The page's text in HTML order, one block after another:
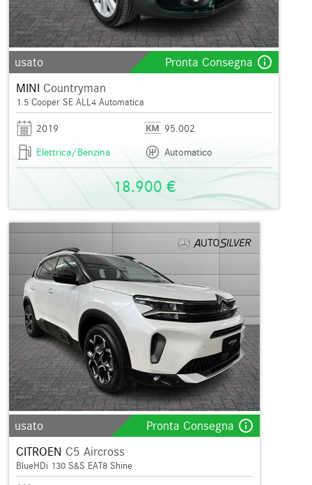
usato Pronta Consegna info_outline
MINI Countryman
1.5 Cooper SE ALL4 Automatica
2019
95.002
Elettrica/Benzina
Automatico
18.900 €
usato Pronta Consegna info_outline
CITROEN C5 Aircross
BlueHDi 130 S&S EAT8 Shine